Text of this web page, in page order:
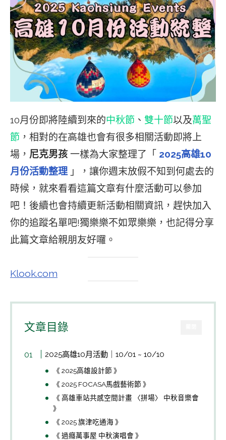
10月份即將陸續到來的中秋節 、 雙十節以及萬聖
節 ，相對的在高雄也會有很多相關活動即將上
場， 尼克男孩 一樣為大家整理了「 2025高雄10
月份活動整理 」，讓你週末放假不知到何處去的
時候，就來看看這篇文章有什麼活動可以參加
吧！後續也會持續更新活動相關資訊，趕快加入
你的追蹤名單吧!獨樂樂不如眾樂樂，也記得分享
此篇文章給親朋友好囉。
Klook.com
文章目錄
2025高雄10月活動｜10/01 ~ 10/10
《 2025高雄設計節 》
《 2025 FOCASA馬戲藝術節 》
《 高雄車站共感空間計畫 〈拼場〉 中秋音樂會
》
《 2025 旗津吃通海 》
《 過癮萬事屋 中秋演唱會 》